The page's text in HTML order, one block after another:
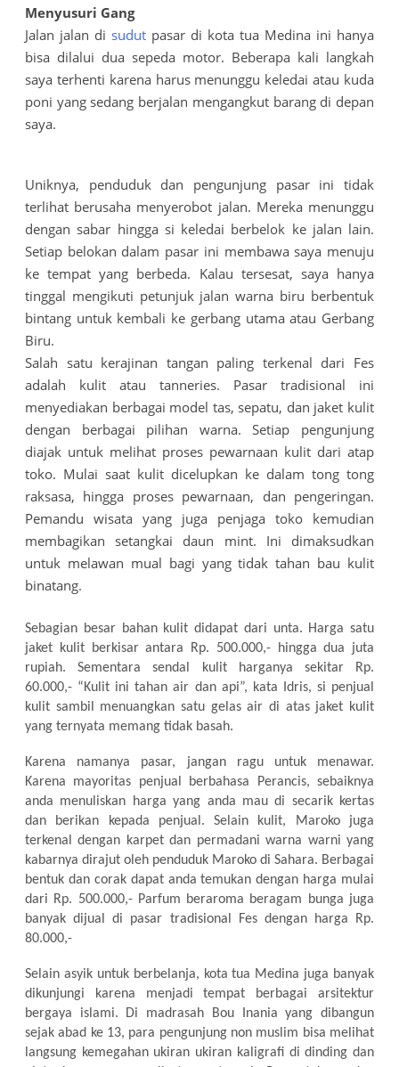
Menyusuri Gang
Jalan jalan di sudut pasar di kota tua Medina ini hanya
bisa dilalui dua sepeda motor. Beberapa kali langkah
saya terhenti karena harus menunggu keledai atau kuda
poni yang sedang berjalan mengangkut barang di depan
saya.
Uniknya, penduduk dan pengunjung pasar ini tidak
terlihat berusaha menyerobot jalan. Mereka menunggu
dengan sabar hingga si keledai berbelok ke jalan lain.
Setiap belokan dalam pasar ini membawa saya menuju
ke tempat yang berbeda. Kalau tersesat, saya hanya
tinggal mengikuti petunjuk jalan warna biru berbentuk
bintang untuk kembali ke gerbang utama atau Gerbang
Biru.
Salah satu kerajinan tangan paling terkenal dari Fes
adalah kulit atau tanneries. Pasar tradisional ini
menyediakan berbagai model tas, sepatu, dan jaket kulit
dengan berbagai pilihan warna. Setiap pengunjung
diajak untuk melihat proses pewarnaan kulit dari atap
toko. Mulai saat kulit dicelupkan ke dalam tong tong
raksasa, hingga proses pewarnaan, dan pengeringan.
Pemandu wisata yang juga penjaga toko kemudian
membagikan setangkai daun mint. Ini dimaksudkan
untuk melawan mual bagi yang tidak tahan bau kulit
binatang.
Sebagian besar bahan kulit didapat dari unta. Harga satu
jaket kulit berkisar antara Rp. 500.000,- hingga dua juta
rupiah. Sementara sendal kulit harganya sekitar Rp.
60.000,- “Kulit ini tahan air dan api”, kata Idris, si penjual
kulit sambil menuangkan satu gelas air di atas jaket kulit
yang ternyata memang tidak basah.
Karena namanya pasar, jangan ragu untuk menawar.
Karena mayoritas penjual berbahasa Perancis, sebaiknya
anda menuliskan harga yang anda mau di secarik kertas
dan berikan kepada penjual. Selain kulit, Maroko juga
terkenal dengan karpet dan permadani warna warni yang
kabarnya dirajut oleh penduduk Maroko di Sahara. Berbagai
bentuk dan corak dapat anda temukan dengan harga mulai
dari Rp. 500.000,- Parfum beraroma beragam bunga juga
banyak dijual di pasar tradisional Fes dengan harga Rp.
80.000,-
Selain asyik untuk berbelanja, kota tua Medina juga banyak
dikunjungi karena menjadi tempat berbagai arsitektur
bergaya islami. Di madrasah Bou Inania yang dibangun
sejak abad ke 13, para pengunjung non muslim bisa melihat
langsung kemegahan ukiran ukiran kaligrafi di dinding dan